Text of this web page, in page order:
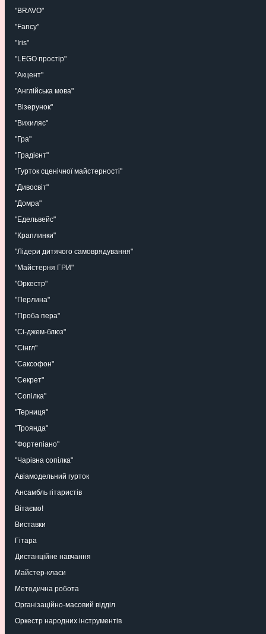
"BRAVO"
"Fancy"
"Iris"
"LEGO простір"
"Акцент"
"Англійська мова"
"Візерунок"
"Вихиляс"
"Гра"
"Градієнт"
"Гурток сценічної майстерності"
"Дивосвіт"
"Домра"
"Едельвейс"
"Краплинки"
"Лідери дитячого самоврядування"
"Майстерня ГРИ"
"Оркестр"
"Перлина"
"Проба пера"
"Сі-джем-блюз"
"Сінгл"
"Саксофон"
"Секрет"
"Сопілка"
"Терниця"
"Троянда"
"Фортепіано"
"Чарівна сопілка"
Авіамодельний гурток
Ансамбль гітаристів
Вітаємо!
Виставки
Гітара
Дистанційне навчання
Майстер-класи
Методична робота
Організаційно-масовий відділ
Оркестр народних інструментів